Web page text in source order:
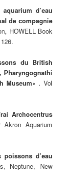
d’eau
de compagnie
HOWELL Book
du British
Pharyngognathi
Museum« . Vol
Archocentrus
Aquarium
poissons d’eau
Neptune, New